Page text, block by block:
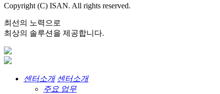
Copyright (C) ISAN. All rights reserved.
최선의 노력으로
최상의 솔루션을 제공합니다.
센터소개 센터소개
주요 업무